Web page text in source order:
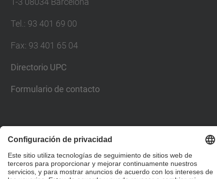
Tel. : 93 401 69 00
Fax: 93 401 65 04
Directorio UPC
Formulario de contacto
© UPCEscuela Técnica Superior de Ingenieros de Caminos,
Canales y Puertos de Barcelona